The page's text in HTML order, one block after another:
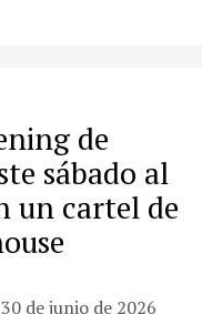
de
sábado al
un cartel de
30 de junio de 2026